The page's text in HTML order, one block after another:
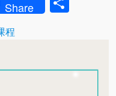
Share